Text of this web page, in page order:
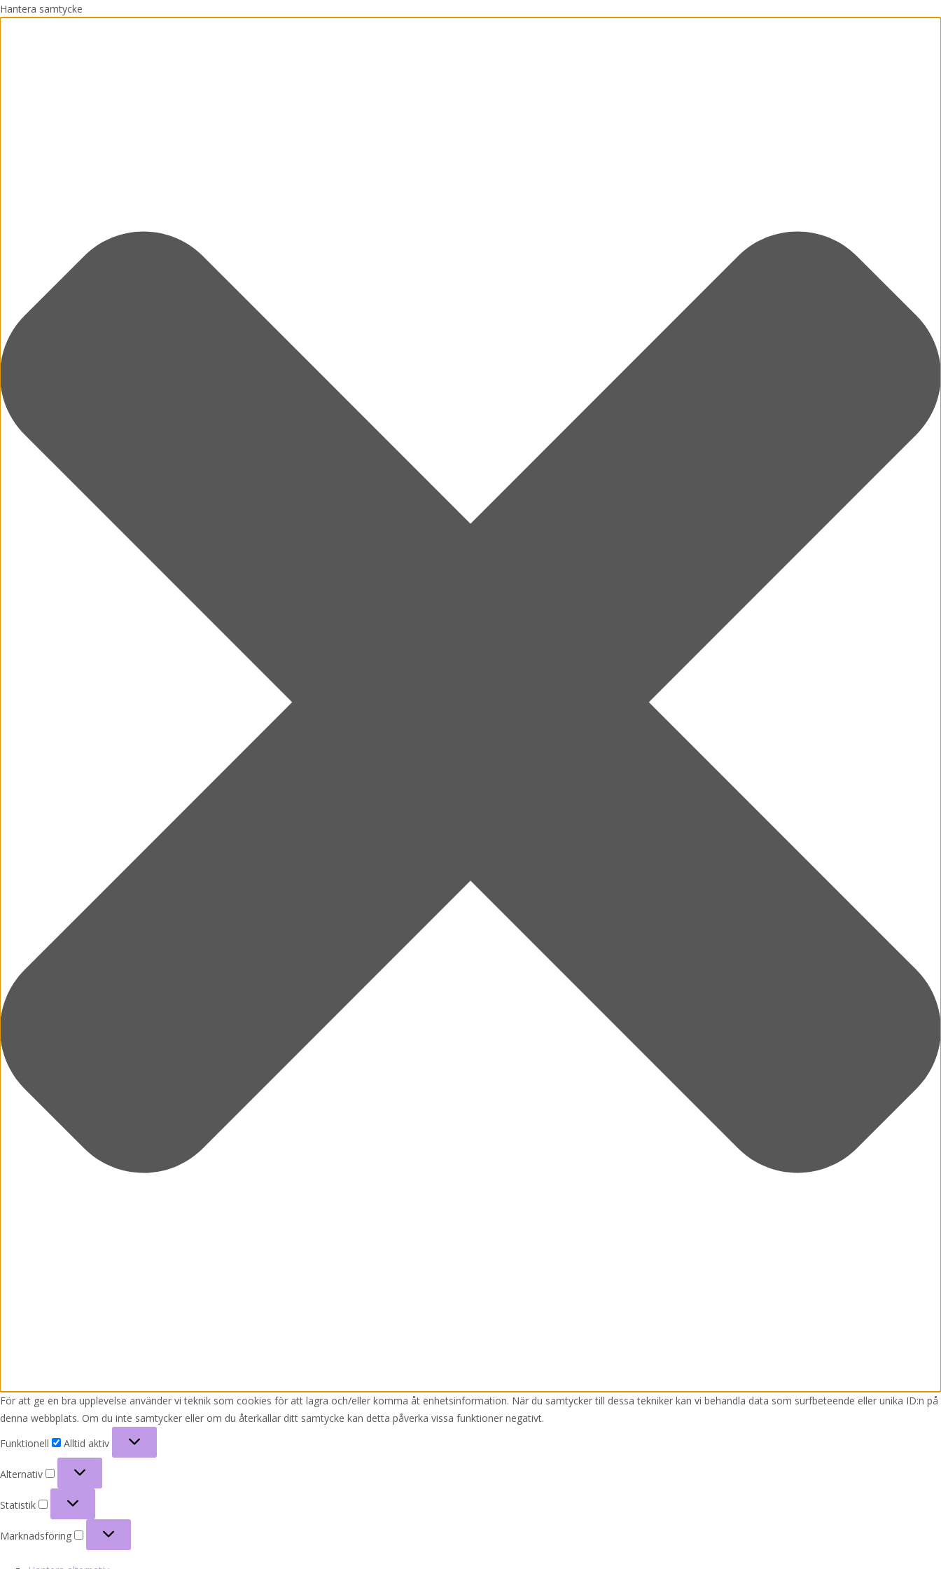
Hantera samtycke
För att ge en bra upplevelse använder vi teknik som cookies för att lagra och/eller komma åt enhetsinformation. När du samtycker till dessa tekniker kan vi behandla data som surfbeteende eller unika ID:n på
denna webbplats. Om du inte samtycker eller om du återkallar ditt samtycke kan detta påverka vissa funktioner negativt.
Funktionell
Alltid aktiv
Alternativ
Alternativ
Statistik
Statistik
Marknadsföring
Marknadsföring